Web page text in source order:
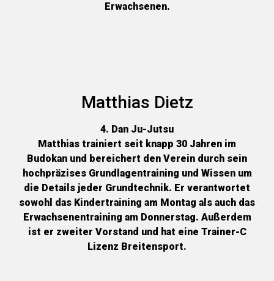
Erwachsenen.
Matthias Dietz
4. Dan Ju-Jutsu
Matthias trainiert seit knapp 30 Jahren im
Budokan und bereichert den Verein durch sein
hochpräzises Grundlagentraining und Wissen um
die Details jeder Grundtechnik. Er verantwortet
sowohl das Kindertraining am Montag als auch das
Erwachsenentraining am Donnerstag. Außerdem
ist er zweiter Vorstand und hat eine Trainer-C
Lizenz Breitensport.